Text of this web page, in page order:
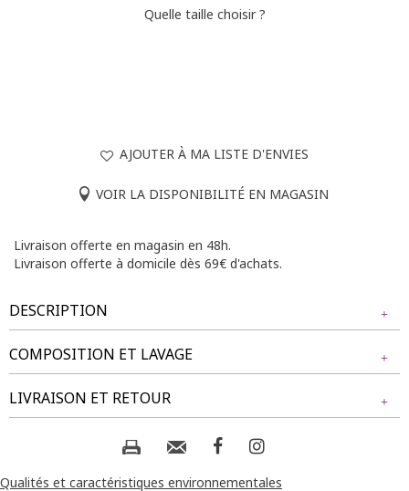
Quelle taille choisir ?
AJOUTER À MA LISTE D'ENVIES
VOIR LA DISPONIBILITÉ EN MAGASIN
Livraison offerte en magasin en 48h.
Livraison offerte à domicile dès 69€ d'achats.
DESCRIPTION
Disponible dans plusieurs teintes, cette brassière fait partie
des basiques du vestiaire féminin. Brassière unie sans
coutures. Forme englobante avec base élastiquée. Larges
bretelles pour un soutien optimal. Décolleté arrondi devant.
Coloris uni. Matière extensible. Découpe arrondie au dos.
Coutures invisibles.
COMPOSITION ET LAVAGE
Tissu principal : 92% POLYAMIDE, 8% ELASTHANE
Composition et lavage :
LIVRAISON ET RETOUR
NOS MODES DE LIVRAISON
Livraison Magasin :
Qualités et caractéristiques environnementales